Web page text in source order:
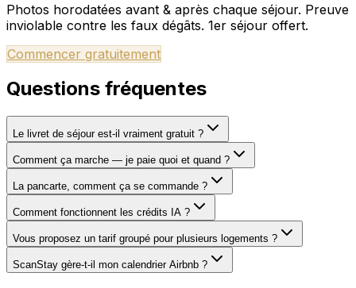
Photos horodatées avant & après chaque séjour. Preuve
inviolable contre les faux dégâts. 1er séjour offert.
Commencer gratuitement
Questions fréquentes
Le livret de séjour est-il vraiment gratuit ?
Comment ça marche — je paie quoi et quand ?
La pancarte, comment ça se commande ?
Comment fonctionnent les crédits IA ?
Vous proposez un tarif groupé pour plusieurs logements ?
ScanStay gère-t-il mon calendrier Airbnb ?